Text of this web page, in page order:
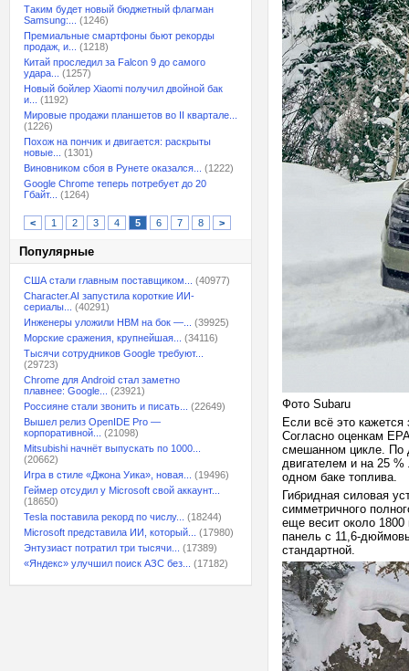
Таким будет новый бюджетный флагман
Samsung:...
(1246)
Премиальные смартфоны бьют рекорды
продаж, и...
(1218)
Китай проследил за Falcon 9 до самого
удара...
(1257)
Новый бойлер Xiaomi получил двойной бак
и...
(1192)
Мировые продажи планшетов во II квартале...
(1226)
Похож на пончик и двигается: раскрыты
новые...
(1301)
Виновником сбоя в Рунете оказался...
(1222)
Google Chrome теперь потребует до 20
Гбайт...
(1264)
< 1 2 3 4 5 6 7 8 >
Популярные
США стали главным поставщиком...
(40977)
Character.AI запустила короткие ИИ-
сериалы...
(40291)
Инженеры уложили HBM на бок —...
(39925)
Морские сражения, крупнейшая...
(34116)
Тысячи сотрудников Google требуют...
(29723)
Chrome для Android стал заметно
плавнее: Google...
(23921)
Россияне стали звонить и писать...
(22649)
Вышел релиз OpenIDE Pro —
корпоративной...
(21098)
Mitsubishi начнёт выпускать по 1000...
(20662)
Игра в стиле «Джона Уика», новая...
(19496)
Геймер отсудил у Microsoft свой аккаунт...
(18650)
Tesla поставила рекорд по числу...
(18244)
Microsoft представила ИИ, который...
(17980)
Энтузиаст потратил три тысячи...
(17389)
«Яндекс» улучшил поиск АЗС без...
(17182)
Фото Subaru
Если всё это
Согласно оценкам
смешанном цикле. По
двигателем и на 25
одном баке топлива.
Гибридная силовая
симметричного
еще весит около
панель с 11,6-
стандартной.